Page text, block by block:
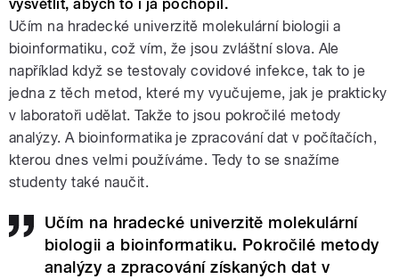
vysvětlit, abych to i já pochopil.
Učím na hradecké univerzitě molekulární biologii a
bioinformatiku, což vím, že jsou zvláštní slova. Ale
například když se testovaly covidové infekce, tak to je
jedna z těch metod, které my vyučujeme, jak je prakticky
v laboratoři udělat. Takže to jsou pokročilé metody
analýzy. A bioinformatika je zpracování dat v počítačích,
kterou dnes velmi používáme. Tedy to se snažíme
studenty také naučit.
Učím na hradecké univerzitě molekulární
biologii a bioinformatiku. Pokročilé metody
analýzy a zpracování získaných dat v